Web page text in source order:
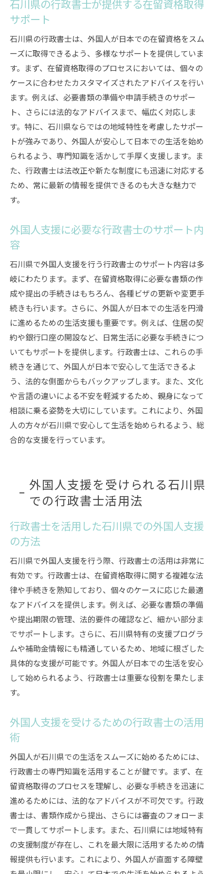
石川県の行政書士が提供する在留資格取得
サポート
石川県の行政書士は、外国人が日本での在留資格をスム
ーズに取得できるよう、多様なサポートを提供していま
す。まず、在留資格取得のプロセスにおいては、個々の
ケースに合わせたカスタマイズされたアドバイスを行い
ます。例えば、必要書類の準備や申請手続きのサポー
ト、さらには法的なアドバイスまで、幅広く対応しま
す。特に、石川県ならではの地域特性を考慮したサポー
トが強みであり、外国人が安心して日本での生活を始め
られるよう、専門知識を活かして手厚く支援します。ま
た、行政書士は法改正や新たな制度にも迅速に対応する
ため、常に最新の情報を提供できるのも大きな魅力で
す。
外国人支援に必要な行政書士のサポート内
容
石川県で外国人支援を行う行政書士のサポート内容は多
岐にわたります。まず、在留資格取得に必要な書類の作
成や提出の手続きはもちろん、各種ビザの更新や変更手
続きも行います。さらに、外国人が日本での生活を円滑
に進めるための生活支援も重要です。例えば、住居の契
約や銀行口座の開設など、日常生活に必要な手続きにつ
いてもサポートを提供します。行政書士は、これらの手
続きを通じて、外国人が日本で安心して生活できるよ
う、法的な側面からもバックアップします。また、文化
や言語の違いによる不安を軽減するため、親身になって
相談に乗る姿勢を大切にしています。これにより、外国
人の方々が石川県で安心して生活を始められるよう、総
合的な支援を行っています。
外国人支援を受けられる石川県
での行政書士活用法
行政書士を活用した石川県での外国人支援
の方法
石川県で外国人支援を行う際、行政書士の活用は非常に
有効です。行政書士は、在留資格取得に関する複雑な法
律や手続きを熟知しており、個々のケースに応じた最適
なアドバイスを提供します。例えば、必要な書類の準備
や提出期限の管理、法的要件の確認など、細かい部分ま
でサポートします。さらに、石川県特有の支援プログラ
ムや補助金情報にも精通しているため、地域に根ざした
具体的な支援が可能です。外国人が日本での生活を安心
して始められるよう、行政書士は重要な役割を果たしま
す。
外国人支援を受けるための行政書士の活用
術
外国人が石川県での生活をスムーズに始めるためには、
行政書士の専門知識を活用することが鍵です。まず、在
留資格取得のプロセスを理解し、必要な手続きを迅速に
進めるためには、法的なアドバイスが不可欠です。行政
書士は、書類作成から提出、さらには審査のフォローま
で一貫してサポートします。また、石川県には地域特有
の支援制度が存在し、これを最大限に活用するための情
報提供も行います。これにより、外国人が直面する障壁